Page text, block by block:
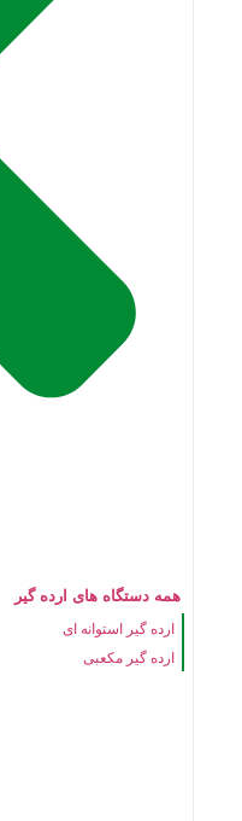
همه دستگاه های ارده گیر
ارده گیر استوانه ای
ارده گیر مکعبی